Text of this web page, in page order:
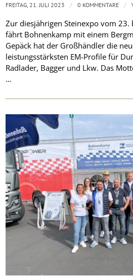
Zur diesjährigen Steinexpo vom 23.
fährt Bohnenkamp mit einem
Gepäck hat der Großhändler die
leistungsstärksten EM-Profile für
Radlader, Bagger und Lkw. Das
…
FREITAG, 21. JULI 2023 / 0 KOMMENTARE /